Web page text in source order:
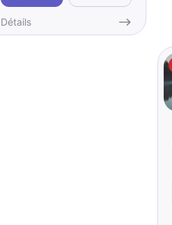
Détails